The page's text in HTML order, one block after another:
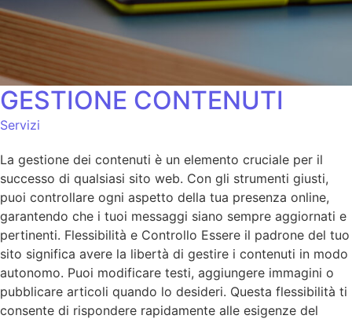
GESTIONE CONTENUTI
Servizi
La gestione dei contenuti è un elemento cruciale per il
successo di qualsiasi sito web. Con gli strumenti giusti,
puoi controllare ogni aspetto della tua presenza online,
garantendo che i tuoi messaggi siano sempre aggiornati e
pertinenti. Flessibilità e Controllo Essere il padrone del tuo
sito significa avere la libertà di gestire i contenuti in modo
autonomo. Puoi modificare testi, aggiungere immagini o
pubblicare articoli quando lo desideri. Questa flessibilità ti
consente di rispondere rapidamente alle esigenze del